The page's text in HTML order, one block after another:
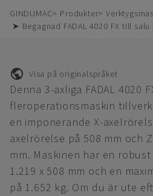
GINDUMAC Produkter
➤ Begagnad FADAL 4020 FX till
Visa på originalspråket
Denna 3-axliga FADAL 4020
fleroperationsmaskin
en imponerande X-
axelrörelse på 508 mm och
mm. Maskinen har en
1.219 x 508 mm och en
på 1.652 kg. Om du är ute